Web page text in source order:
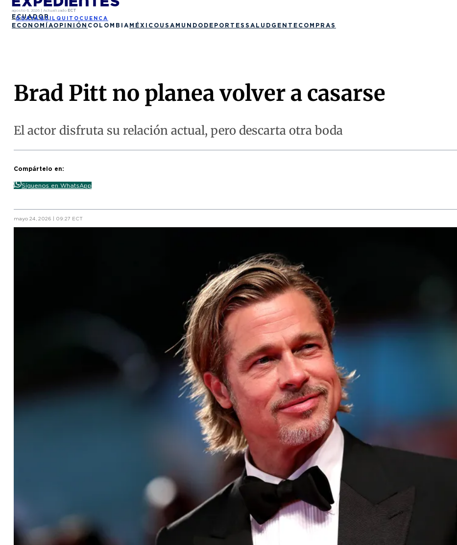
agosto 6, 2026 | Actualizado ECT
ECUADOR
GUAYAQUIL QUITO CUENCA
ECONOMÍAOPINIÓN COLOMBIA MÉXICO USA MUNDO DEPORTES SALUD GENTE COMPRAS
Brad Pitt no planea volver a casarse
El actor disfruta su relación actual, pero descarta otra boda
Compártelo en:
Síguenos en WhatsApp
mayo 24, 2026 | 09:27 ECT